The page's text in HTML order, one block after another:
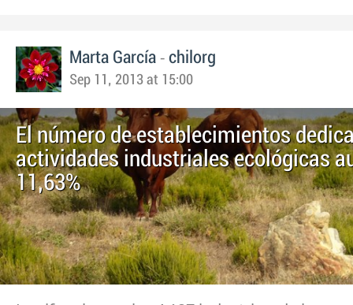
Marta García - chilorg
Sep 11, 2013 at 15:00
El número de establecimientos
actividades industriales ecológicas
11,63%